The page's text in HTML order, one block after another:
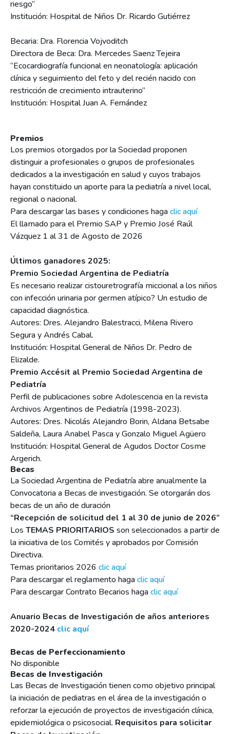
riesgo”
Institución: Hospital de Niños Dr. Ricardo Gutiérrez
Becaria: Dra. Florencia Vojvoditch
Directora de Beca: Dra. Mercedes Saenz Tejeira
“Ecocardiografía funcional en neonatología: aplicación
clínica y seguimiento del feto y del recién nacido con
restricción de crecimiento intrauterino”
Institución: Hospital Juan A. Fernández
Premios
Los premios otorgados por la Sociedad proponen
distinguir a profesionales o grupos de profesionales
dedicados a la investigación en salud y cuyos trabajos
hayan constituido un aporte para la pediatría a nivel local,
regional o nacional.
Para descargar las bases y condiciones hagaclic aquí
El llamado para el Premio SAP y Premio José Raúl
Vázquez 1 al 31 de Agosto de 2026
Últimos ganadores 2025:
Premio Sociedad Argentina de Pediatría
Es necesario realizar cistouretrografía miccional a los niños
con infección urinaria por germen atípico? Un estudio de
capacidad diagnóstica.
Autores: Dres. Alejandro Balestracci, Milena Rivero
Segura y Andrés Cabal.
Institución: Hospital General de Niños Dr. Pedro de
Elizalde.
Premio Accésit al Premio Sociedad Argentina de
Pediatría
Perfil de publicaciones sobre Adolescencia en la revista
Archivos Argentinos de Pediatría (1998-2023).
Autores: Dres. Nicolás Alejandro Borin, Aldana Betsabe
Saldeña, Laura Anabel Pasca y Gonzalo Miguel Agüero
Institución: Hospital General de Agudos Doctor Cosme
Argerich.
Becas
La Sociedad Argentina de Pediatría abre anualmente la
Convocatoria a Becas de investigación. Se otorgarán dos
becas de un año de duración
“Recepción de solicitud del 1 al 30 de junio de 2026”
Los TEMAS PRIORITARIOS son seleccionados a partir de
la iniciativa de los Comités y aprobados por Comisión
Directiva.
Temas prioritarios 2026 clic aquí
Para descargar el reglamento hagaclic aquí
Para descargar Contrato Becarios hagaclic aquí
Anuario Becas de Investigación de años anteriores
2020-2024 clic aquí
Becas de Perfeccionamiento
No disponible
Becas de Investigación
Las Becas de Investigación tienen como objetivo principal
la iniciación de pediatras en el área de la investigación o
reforzar la ejecución de proyectos de investigación clínica,
epidemiológica o psicosocial. Requisitos para solicitar